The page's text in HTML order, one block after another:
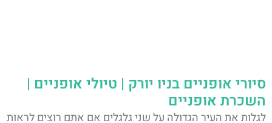
סיורי אופניים בניו יורק | טיולי אופניים |
השכרת אופניים
לגלות את העיר הגדולה על שני גלגלים אם אתם רוצים לראות